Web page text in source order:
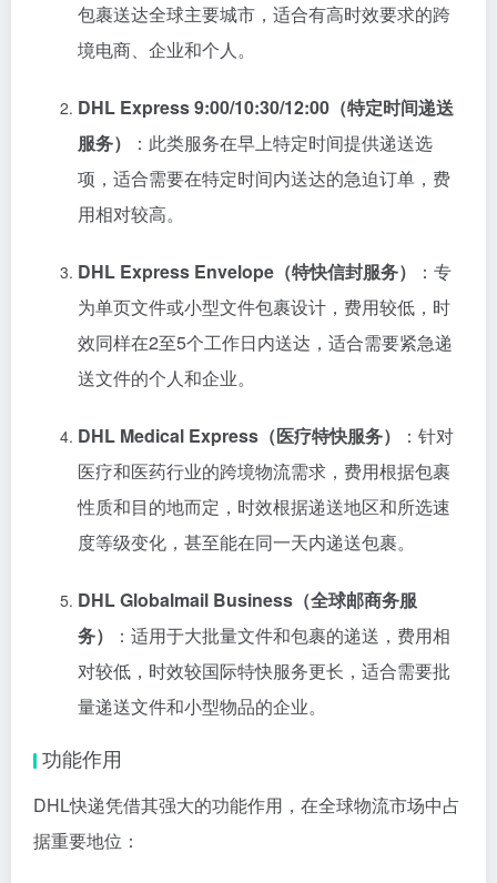
包裹送达全球主要城市，适合有高时效要求的跨
境电商、企业和个人。
DHL Express 9:00/10:30/12:00（特定时间递送
服务）
：此类服务在早上特定时间提供递送选
项，适合需要在特定时间内送达的急迫订单，费
用相对较高。
DHL Express Envelope（特快信封服务）
：专
为单页文件或小型文件包裹设计，费用较低，时
效同样在2至5个工作日内送达，适合需要紧急递
送文件的个人和企业。
DHL Medical Express（医疗特快服务）
：针对
医疗和医药行业的跨境物流需求，费用根据包裹
性质和目的地而定，时效根据递送地区和所选速
度等级变化，甚至能在同一天内递送包裹。
DHL Globalmail Business（全球邮商务服
务）
：适用于大批量文件和包裹的递送，费用相
对较低，时效较国际特快服务更长，适合需要批
量递送文件和小型物品的企业。
功能作用
DHL快递凭借其强大的功能作用，在全球物流市场中占
据重要地位：